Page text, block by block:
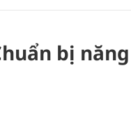
bị